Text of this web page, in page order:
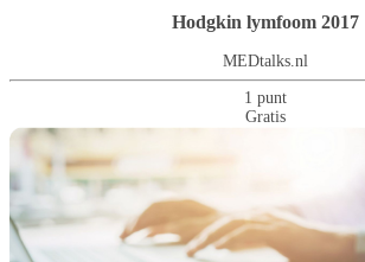
Hodgkin lymfoom 2017
MEDtalks.nl
1 punt
Gratis